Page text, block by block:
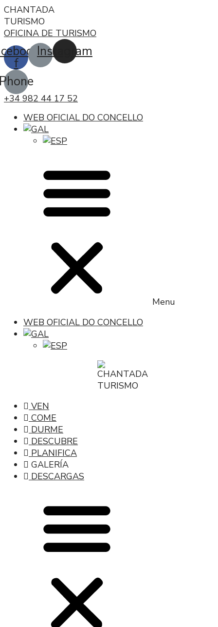
CHANTADA
TURISMO
OFICINA DE TURISMO
f
Instagram
+34 982 44 17 52
WEB OFICIAL DO CONCELLO
Menu
WEB OFICIAL DO CONCELLO
VEN
COME
DURME
DESCUBRE
PLANIFICA
GALERÍA
DESCARGAS